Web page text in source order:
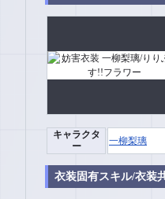
キャラクタ
ー
一柳梨璃
衣装固有スキル/衣装